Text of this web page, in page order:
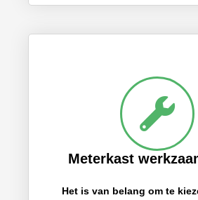
Meterkast
Het is van belang om te